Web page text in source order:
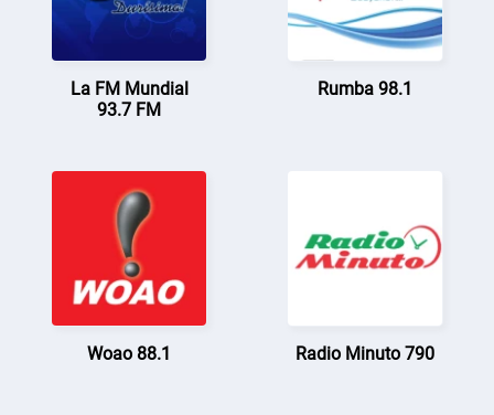
La FM Mundial
93.7 FM
Rumba 98.1
Woao 88.1 Radio Minuto 790